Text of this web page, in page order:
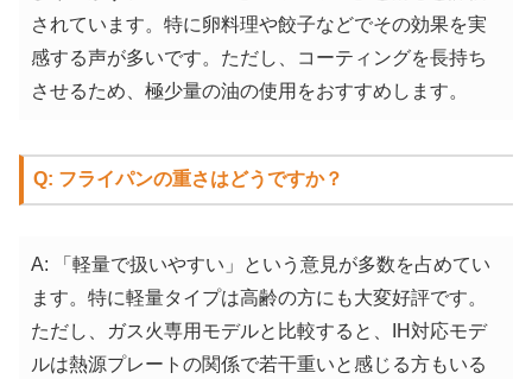
されています。特に卵料理や餃子などでその効果を実
感する声が多いです。ただし、コーティングを長持ち
させるため、極少量の油の使用をおすすめします。
Q: フライパンの重さはどうですか？
A: 「軽量で扱いやすい」という意見が多数を占めてい
ます。特に軽量タイプは高齢の方にも大変好評です。
ただし、ガス火専用モデルと比較すると、IH対応モデ
ルは熱源プレートの関係で若干重いと感じる方もいる